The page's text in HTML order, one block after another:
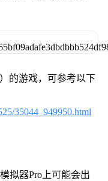
的游戏，可参考以下
35044_949950.html
拟器Pro上可能会出